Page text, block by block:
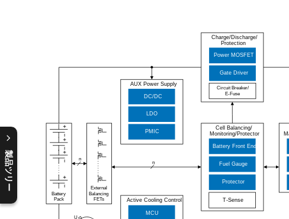
製品ツリー
C
l
o
s
e
p
r
o
d
u
c
t
t
r
e
e
m
e
n
O
p
e
n
p
r
o
d
u
c
t
t
r
e
e
m
e
n